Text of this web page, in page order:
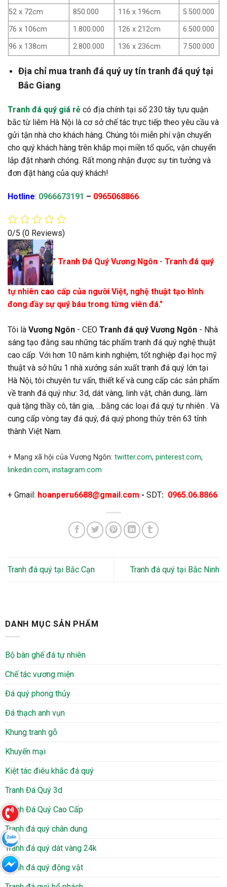
52 x 72cm
850.000 116 x 196cm
5.500.000
76 x 106cm
1.800.000 126 x 212cm
6.500.000
96 x 138cm
2.800.000 136 x 236cm 7.500.000
Địa chỉ mua tranh đá quý uy tín tranh đá quý tại
Bắc Giang
Tranh đá quý giá rẻ có địa chính tại số 230 tây tựu quận
bắc từ liêm Hà Nội là cơ sở chế tác trực tiếp theo yêu cầu và
gửi tận nhà cho khách hàng. Chúng tôi miễn phí vận chuyển
cho quý khách hàng trên khắp mọi miền tổ quốc, vận chuyển
lắp đặt nhanh chóng. Rất mong nhận được sự tin tưởng và
đơn đặt hàng của quý khách!
Hotline: 0966673191 – 0965068866
0/5 (0 Reviews)
" Tranh Đá Quý Vương Ngôn - Tranh đá quý
tự nhiên cao cấp của người Việt, nghệ thuật tạo hình
đong đầy sự quý báu trong từng viên đá."
Tôi là Vương Ngôn - CEO Tranh đá quý Vương Ngôn - Nhà
sáng tạo đằng sau những tác phẩm tranh đá quý nghệ thuật
cao cấp. Với hơn 10 năm kinh nghiệm, tốt nghiệp đại học mỹ
thuật và sở hữu 1 nhà xưởng sản xuất tranh đá quý lớn tại
Hà Nội, tôi chuyên tư vấn, thiết kế và cung cấp các sản phẩm
về tranh đá quý như: 3d, dát vàng, linh vật, chân dung,..làm
quà tặng thầy cô, tân gia, …bằng các loại đá quý tự nhiên . Và
cung cấp vòng tay đá quý, đá quý phong thủy trên 63 tỉnh
thành Việt Nam.
+ Mạng xã hội của Vương Ngôn: twitter.com, pinterest.com,
linkedin.com, instagram.com
+ Gmail: hoanperu6688@gmail.com - SDT: 0965.06.8866
Tranh đá quý tại Bắc Cạn Tranh đá quý tại Bắc Ninh
DANH MỤC SẢN PHẨM
Bộ bàn ghế đá tự nhiên
Chế tác vương miện
Đá quý phong thủy
Đá thạch anh vụn
Khung tranh gỗ
Khuyến mại
Kiệt tác điêu khắc đá quý
Tranh Đá Quý 3d
Tranh Đá Quý Cao Cấp
Tranh đá quý chân dung
Tranh đá quý dát vàng 24k
Tranh đá quý động vật